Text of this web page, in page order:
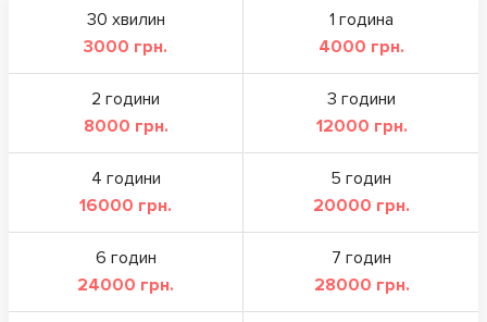
30 хвилин
3000 грн.
1 година
4000 грн.
2 години
8000 грн.
3 години
12000 грн.
4 години
16000 грн.
5 годин
20000 грн.
6 годин
24000 грн.
7 годин
28000 грн.